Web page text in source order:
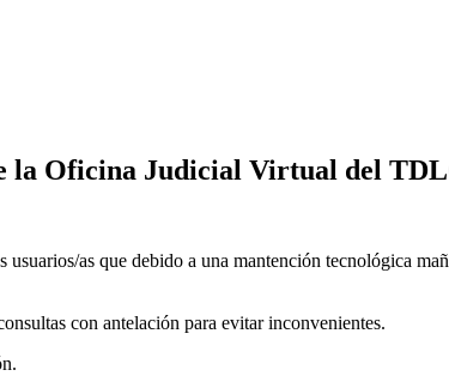
la Oficina Judicial Virtual del
usuarios/as que debido a una mantención tecnológica
con antelación para evitar inconvenientes.